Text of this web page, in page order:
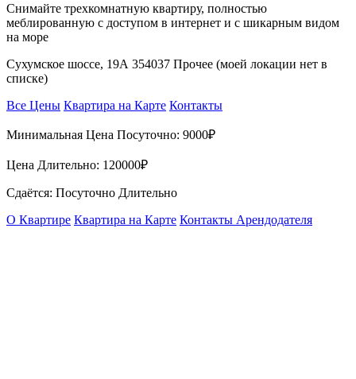
Снимайте трехкомнатную квартиру, полностью
меблированную с доступом в интернет и с шикарным видом
на море
Сухумское шоссе, 19А 354037 Прочее (моей локации нет в
списке)
Все Цены Квартира на Карте Контакты
Минимальная Цена Посуточно: 9000₽
Цена Длительно: 120000₽
Сдаётся: Посуточно Длительно
О Квартире Квартира на Карте Контакты Арендодателя